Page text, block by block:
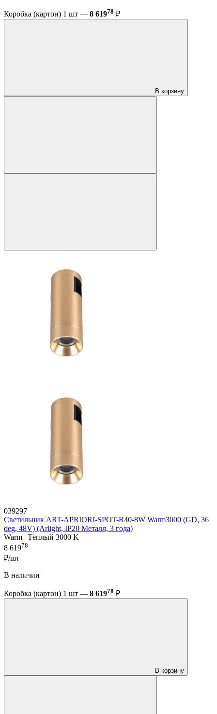
Коробка (картон) 1 шт — 8 61978 ₽
В корзину
039297
Светильник ART-APRIORI-SPOT-R40-8W Warm3000 (GD, 36
deg, 48V) (Arlight, IP20 Металл, 3 года)
Warm | Тёплый 3000 K
8 61978
₽/шт
В наличии
Коробка (картон) 1 шт — 8 61978 ₽
В корзину